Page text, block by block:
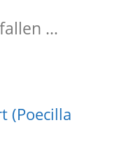
…
(Poecilla